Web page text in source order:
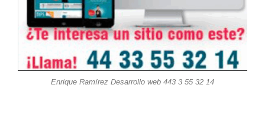
Enrique Ramírez Desarrollo web 443 3 55 32 14